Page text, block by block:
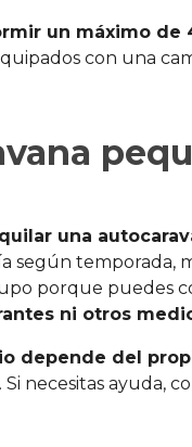
un máximo de
con una
una
según temporada,
porque puedes
ni otros
depende del
necesitas ayuda,